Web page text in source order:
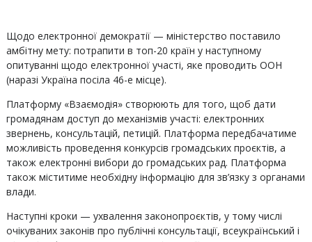
Щодо електронної демократії — міністерство поставило
амбітну мету: потрапити в топ-20 країн у наступному
опитуванні щодо електронної участі, яке проводить ООН
(наразі Україна посіла 46-е місце).
Платформу «Взаємодія» створюють для того, щоб дати
громадянам доступ до механізмів участі: електронних
звернень, консультацій, петицій. Платформа передбачатиме
можливість проведення конкурсів громадських проєктів, а
також електронні вибори до громадських рад. Платформа
також міститиме необхідну інформацію для зв’язку з органами
влади.
Наступні кроки — ухвалення законопроєктів, у тому числі
очікуваних законів про публічні консультації, всеукраїнський і